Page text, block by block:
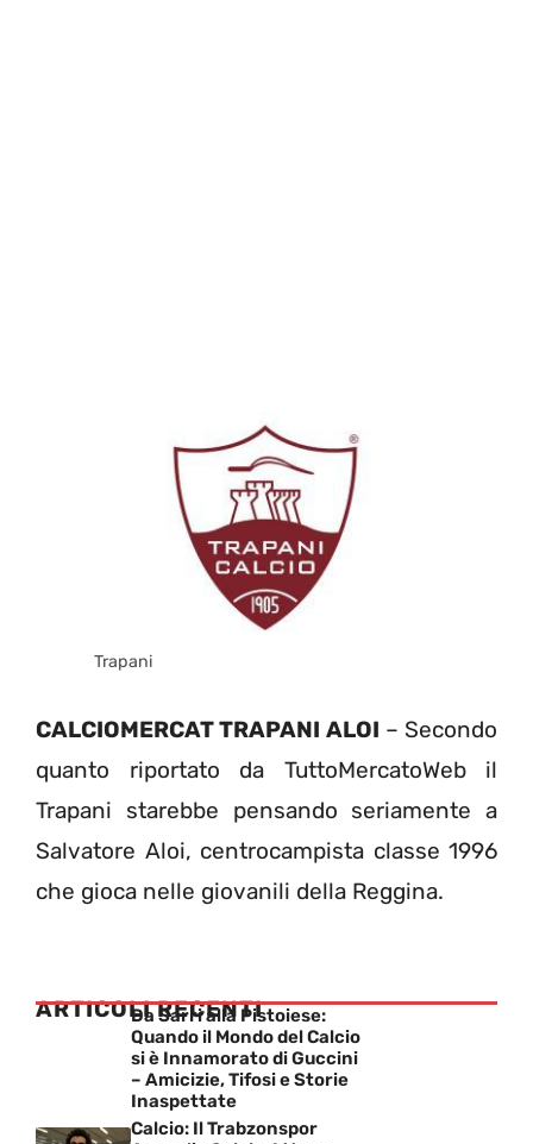
Trapani
CALCIOMERCAT TRAPANI ALOI – Secondo
quanto riportato da TuttoMercatoWeb il
Trapani starebbe pensando seriamente a
Salvatore Aloi, centrocampista classe 1996
che gioca nelle giovanili della Reggina.
ARTICOLI RECENTI
Da Sarri alla Pistoiese:
Quando il Mondo del Calcio
si è Innamorato di Guccini
– Amicizie, Tifosi e Storie
Inaspettate
Calcio: Il Trabzonspor